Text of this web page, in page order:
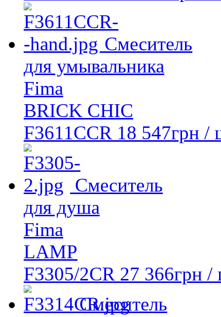
Смеситель
для умывальника
Fima
BRICK CHIC
F3611CCR 18 547грн /
Смеситель
для душа
Fima
LAMP
F3305/2CR 27 366грн /
Смеситель